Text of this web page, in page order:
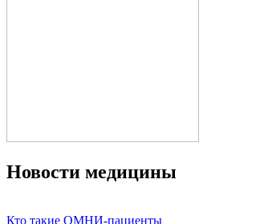
Новости медицины
Кто такие ОМНИ-пациенты